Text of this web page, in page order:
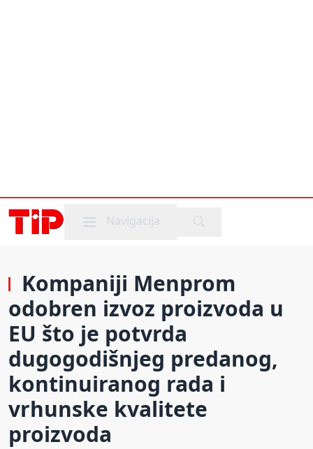
Mobile menu
Navigacija
Kompaniji Menprom
odobren izvoz proizvoda u
EU što je potvrda
dugogodišnjeg predanog,
kontinuiranog rada i
vrhunske kvalitete
proizvoda